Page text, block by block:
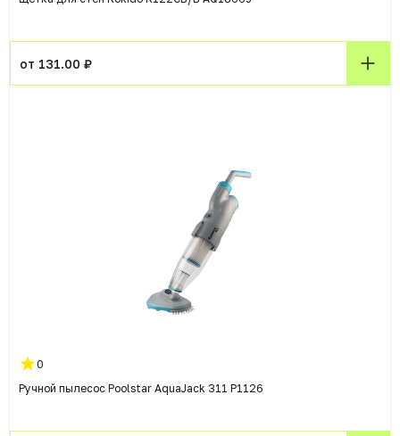
от 131.00 ₽
0
Ручной пылесос Poolstar AquaJack 311 P1126